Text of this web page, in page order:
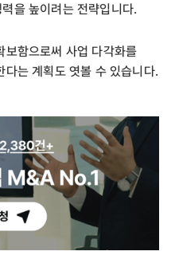
을 높이려는 전략입니다.
보함으로써 사업 다각화를
는 계획도 엿볼 수 있습니다.